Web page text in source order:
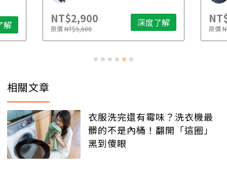
解 NT$2,900
原價NT$5,600 深度了解 原價
相關文章
衣服洗完還有霉味？洗衣機最
髒的不是內桶！翻開「這圈」
黑到傻眼